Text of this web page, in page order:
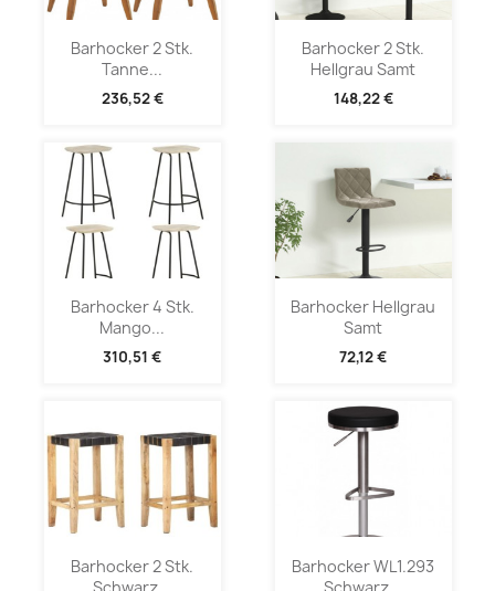
Barhocker 2 Stk.
Tanne...
236,52 €
Barhocker 2 Stk.
Hellgrau Samt
148,22 €
Barhocker 4 Stk.
Mango...
310,51 €
Barhocker Hellgrau
Samt
72,12 €
Barhocker 2 Stk.
Schwarz...
Barhocker WL1.293
Schwarz...